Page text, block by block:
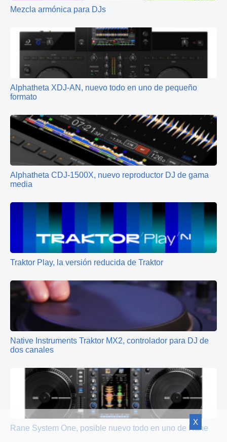
Mezcla armónica para DJs
Alphatheta XDJ-AN, nuevo todo en uno de pequeño
formato
Alphatheta CDJ-1500X, nuevo reproductor DJ de gama
media
Traktor Play, la versión reducida de Traktor
Native Instruments Traktor MX2, controlador para DJ de
dos canales
Rane System One, posible nuevo todo en uno de Rane
X